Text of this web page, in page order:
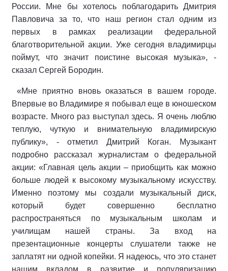
России. Мне бы хотелось поблагодарить Дмитрия
Павловича за то, что наш регион стал одним из
первых в рамках реализации федеральной
благотворительной акции. Уже сегодня владимирцы
поймут, что значит поистине высокая музыка», -
сказал Сергей Бородин.
«Мне приятно вновь оказаться в вашем городе.
Впервые во Владимире я побывал еще в юношеском
возрасте. Много раз выступал здесь. Я очень люблю
теплую, чуткую и внимательную владимирскую
публику», - отметил Дмитрий Коган. Музыкант
подробно рассказал журналистам о федеральной
акции: «Главная цель акции – приобщить как можно
больше людей к высокому музыкальному искусству.
Именно поэтому мы создали музыкальный диск,
который будет совершенно бесплатно
распространяться по музыкальным школам и
училищам нашей страны. За вход на
презентационные концерты слушатели также не
заплатят ни одной копейки. Я надеюсь, что это станет
нашим вкладом в развитие и популяризацию